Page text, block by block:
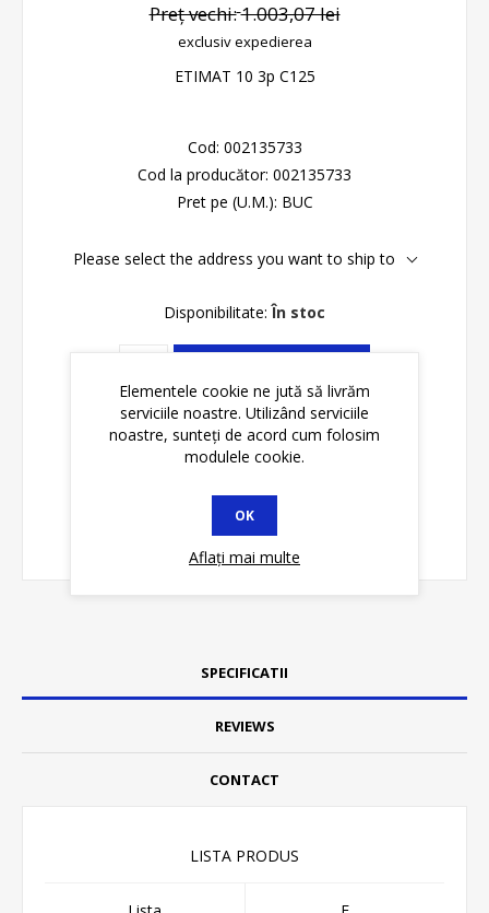
Preț vechi:1.003,07 lei
exclusivexpedierea
ETIMAT 10 3p C125
Cod: 002135733
Cod la producător: 002135733
Pret pe (U.M.): BUC
Please select the address you want to ship to
Disponibilitate: În stoc
SPECIFICATII
REVIEWS
CONTACT
LISTA PRODUS
Elementele cookie ne jută să livrăm
serviciile noastre. Utilizând serviciile
noastre, sunteți de acord cum folosim
modulele cookie.
OK
Aflați mai multe